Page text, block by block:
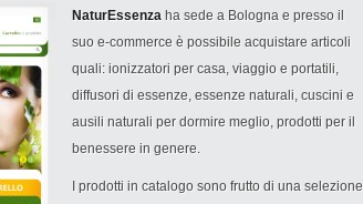
NaturEssenza ha sede a Bologna e presso il
suo e-commerce è possibile acquistare articoli
quali: ionizzatori per casa, viaggio e portatili,
diffusori di essenze, essenze naturali, cuscini e
ausili naturali per dormire meglio, prodotti per il
benessere in genere.
I prodotti in catalogo sono frutto di una selezione